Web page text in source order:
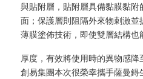
與貼附層，貼附層具備黏膜黏
面；保護層則阻隔外來物刺激
薄膜塗佈技術，即使雙層結構
厚度，有效將使用時的異物感降
創易集團本次很榮幸攜手薩曼